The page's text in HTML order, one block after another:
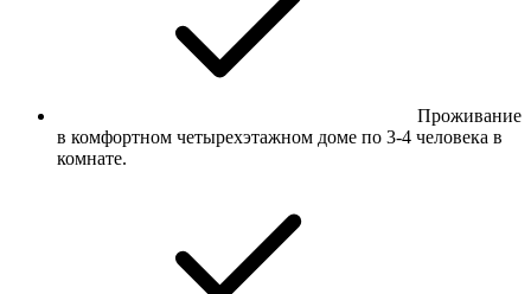
Проживание
в комфортном четырехэтажном доме по 3-4 человека в
комнате.